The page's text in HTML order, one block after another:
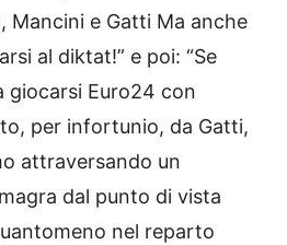
Mancini e Gatti Ma anche
al diktat!” e poi: “Se
giocarsi Euro24 con
per infortunio, da Gatti,
attraversando un
dal punto di vista
nel reparto